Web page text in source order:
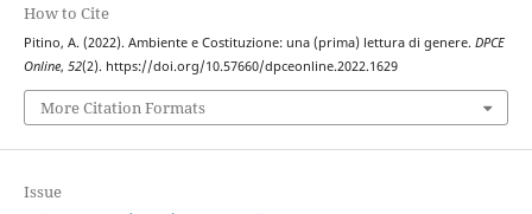
How to Cite
Pitino, A. (2022). Ambiente e Costituzione: una (prima) lettura di genere. DPCE
Online, 52(2). https://doi.org/10.57660/dpceonline.2022.1629
More Citation Formats
Issue